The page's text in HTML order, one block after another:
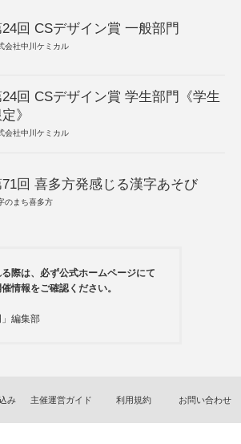
回 CSデザイン賞 一般部門
会社中川ケミカル
回 CSデザイン賞 学生部門《学生
》
会社中川ケミカル
回 喜多方発感じる漢字あそび
のまち喜多方
際は、必ず公式ホームページにて
情報をご確認ください。
」編集部
み 主催運営ガイド 利用規約 お問い合わせ